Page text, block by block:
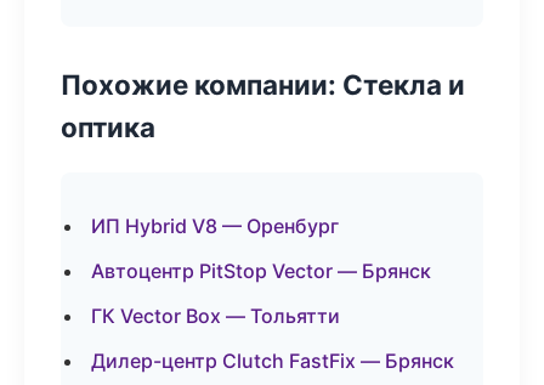
Похожие компании: Стекла и
оптика
ИП Hybrid V8 — Оренбург
Автоцентр PitStop Vector — Брянск
ГК Vector Box — Тольятти
Дилер-центр Clutch FastFix — Брянск